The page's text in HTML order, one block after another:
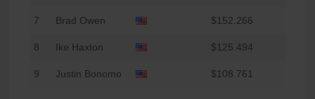
7 Brad Owen $152.266
8 Ike Haxton $125.494
9 Justin Bonomo $108.761